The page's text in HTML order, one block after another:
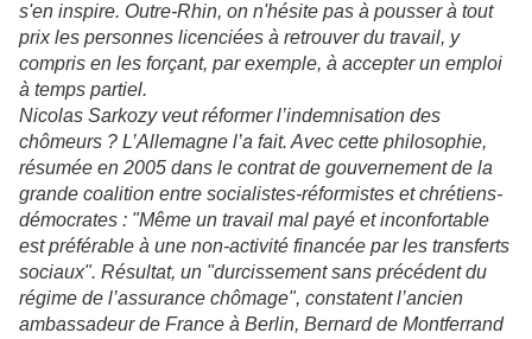
s'en inspire. Outre-Rhin, on n'hésite pas à pousser à tout
prix les personnes licenciées à retrouver du travail, y
compris en les forçant, par exemple, à accepter un emploi
à temps partiel.
Nicolas Sarkozy veut réformer l’indemnisation des
chômeurs ? L’Allemagne l’a fait. Avec cette philosophie,
résumée en 2005 dans le contrat de gouvernement de la
grande coalition entre socialistes-réformistes et chrétiens-
démocrates : "Même un travail mal payé et inconfortable
est préférable à une non-activité financée par les transferts
sociaux". Résultat, un "durcissement sans précédent du
régime de l’assurance chômage", constatent l’ancien
ambassadeur de France à Berlin, Bernard de Montferrand